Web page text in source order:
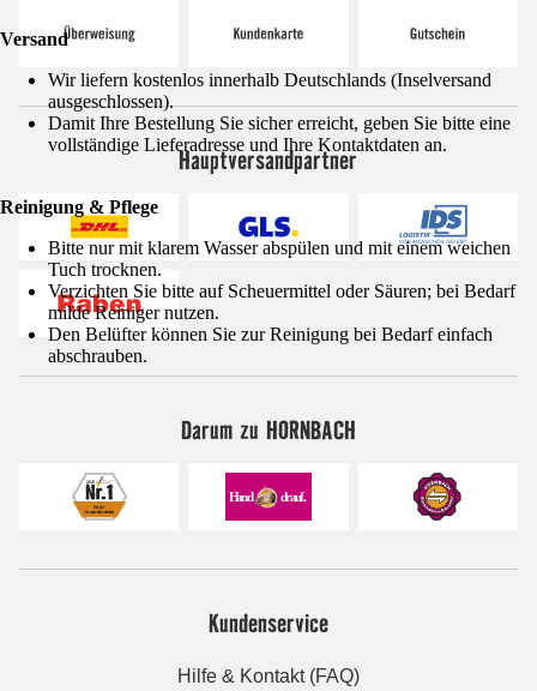
Versand
Wir liefern kostenlos innerhalb Deutschlands (Inselversand
ausgeschlossen).
Damit Ihre Bestellung Sie sicher erreicht, geben Sie bitte eine
vollständige Lieferadresse und Ihre Kontaktdaten an.
Reinigung & Pflege
Bitte nur mit klarem Wasser abspülen und mit einem weichen
Tuch trocknen.
Verzichten Sie bitte auf Scheuermittel oder Säuren; bei Bedarf
milde Reiniger nutzen.
Den Belüfter können Sie zur Reinigung bei Bedarf einfach
abschrauben.
Hauptversandpartner
Darum zu HORNBACH
Kundenservice
Hilfe & Kontakt (FAQ)